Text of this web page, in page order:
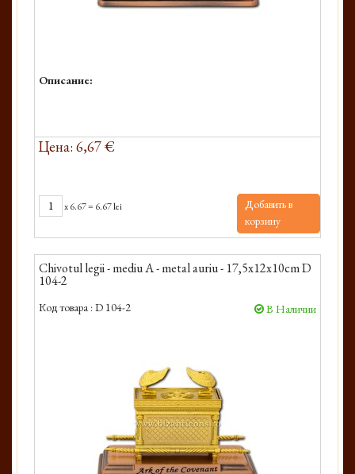
Описание:
Цена: 6,67 €
x6.67= 6.67 lei
Добавить в
корзину
Chivotul legii - mediu A - metal auriu - 17,5x12x10cm D
104-2
Код товара : D 104-2 В Наличии